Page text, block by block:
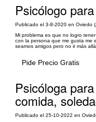
Psicólogo
Publicado el 3-8-2020 en Oviedo
Mi problema es que no logro
con la persona que me gusta me
seamos amigos pero no ir más allá.
Pide Precio Gratis
Psicóloga
comida,
Publicado el 25-10-2022 en